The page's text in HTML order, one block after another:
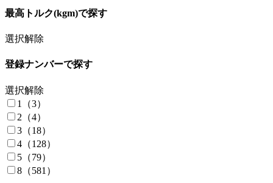
Hobby（13）
INDIANA RV（4）
KATO MOTOR（14）
KIP（3）
Kumoi Motors（2）
K-WORKS（13）
L.T.CAMPERS（2）
Landmark America（4）
LMC（2）
MCLEY（9）
MYSTIC TSC（14）
最高トルク(kgm)で探す
選択解除
登録ナンバーで探す
選択解除
1（3）
2（4）
3（18）
4（128）
5（79）
8（581）